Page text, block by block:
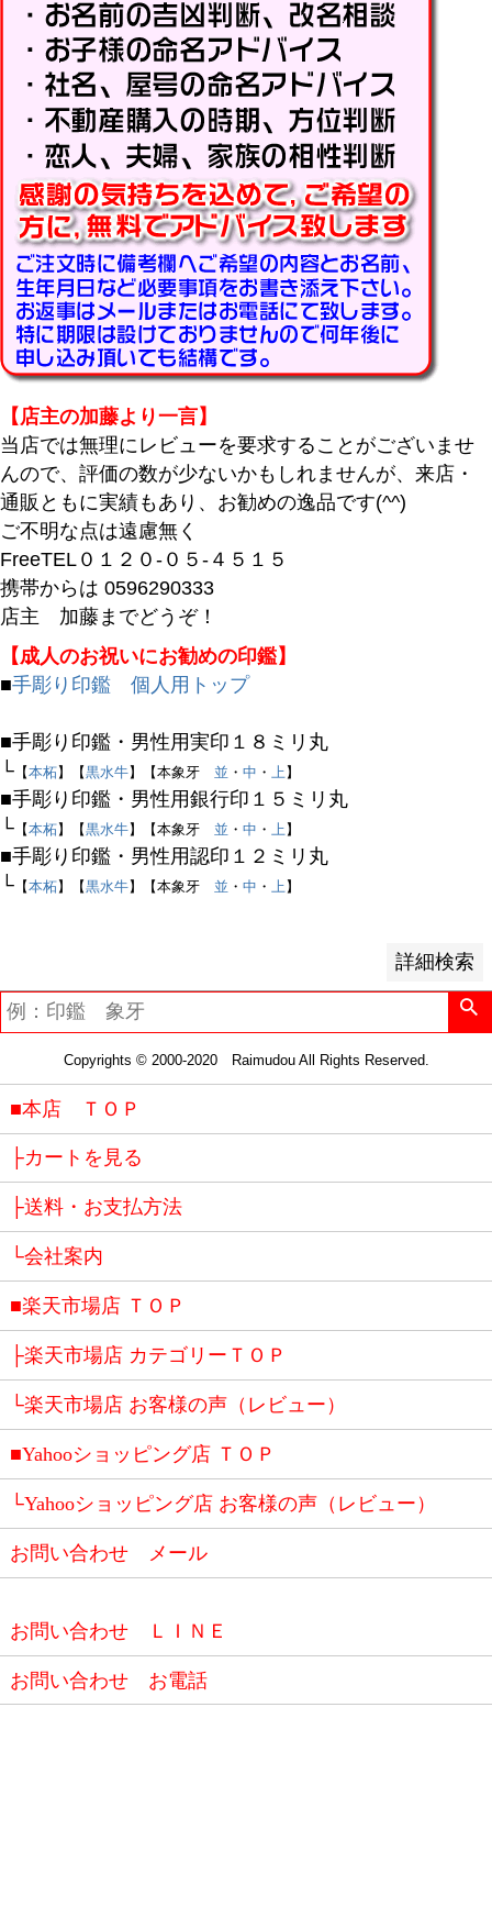
【店主の加藤より一言】
当店では無理にレビューを要求することがございませ
んので、評価の数が少ないかもしれませんが、来店・
通販ともに実績もあり、お勧めの逸品です(^^)
ご不明な点は遠慮無く
FreeTEL０１２０-０５-４５１５
携帯からは 0596290333
店主 加藤までどうぞ！
【成人のお祝いにお勧めの印鑑】
■手彫り印鑑 個人用トップ
■手彫り印鑑・男性用実印１８ミリ丸
└ 【本柘】【黒水牛】【本象牙 並 ・ 中 ・ 上 】
■手彫り印鑑・男性用銀行印１５ミリ丸
└ 【本柘】【黒水牛】【本象牙 並 ・ 中 ・ 上 】
■手彫り印鑑・男性用認印１２ミリ丸
└ 【本柘】【黒水牛】【本象牙 並 ・ 中 ・ 上 】
詳細検索
価格
〜
商品タグ
セール
限定
再入荷
翌日発送
在庫なし商品
在庫なし商品を表示しない
商品番号/JANコード
バンドル販売
予約商品
予約商品のみを表示
並び順
新着順
登録順
価格が安い順
価格が高い順
優先度順
レビュー順
キーワードヒット順
Copyrights © 2000-2020 Raimudou All Rights Reserved.
■本店 ＴＯＰ
├カートを見る
├送料・お支払方法
└会社案内
■楽天市場店 ＴＯＰ
├楽天市場店 カテゴリーＴＯＰ
└楽天市場店 お客様の声（レビュー）
■Yahooショッピング店 ＴＯＰ
└Yahooショッピング店 お客様の声（レビュー）
お問い合わせ メール
お問い合わせ ＬＩＮＥ
お問い合わせ お電話